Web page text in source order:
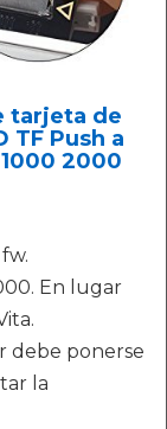
tarjeta de
TF Push a
2000
En lugar
debe ponerse
la